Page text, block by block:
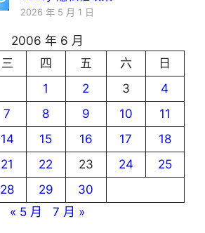
2026 年 5 月 1 日
2006 年 6 月
三 四 五 六
日
1
2 3
4
7 8 9 10
11
14 15 16 17
18
21 22 23 24
25
28 29
30
« 5 月
7 月 »